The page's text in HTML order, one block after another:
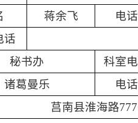
蒋余飞 电话
话
秘书办
科室
诸葛曼乐 电话
莒南县淮海路